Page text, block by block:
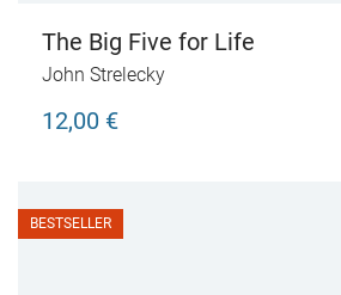
The Big Five for Life
John Strelecky
12,00 €
BESTSELLER